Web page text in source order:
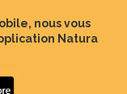
nous vous
Natura